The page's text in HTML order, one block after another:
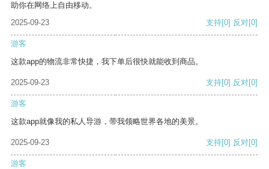
助你在网络上自由移动。
2025-09-23
支持[0] 反对[0]
游客
这款app的物流非常快捷，我下单后很快就能收到商品。
2025-09-23 支持[0] 反对[0]
游客
这款app就像我的私人导游，带我领略世界各地的美景。
2025-09-23 支持[0] 反对[0]
游客